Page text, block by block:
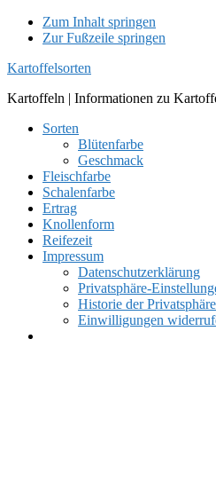
Zum Inhalt springen
Zur Fußzeile springen
Kartoffelsorten
Kartoffeln | Informationen zu
Sorten
Blütenfarbe
Geschmack
Fleischfarbe
Schalenfarbe
Ertrag
Knollenform
Reifezeit
Impressum
Datenschutzerklärung
Privatsphäre-
Historie der
Einwilligungen